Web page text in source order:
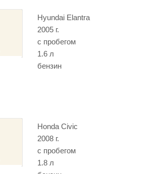
Hyundai Elantra
2005 г.
с пробегом
1.6 л
бензин
Honda Civic
2008 г.
с пробегом
1.8 л